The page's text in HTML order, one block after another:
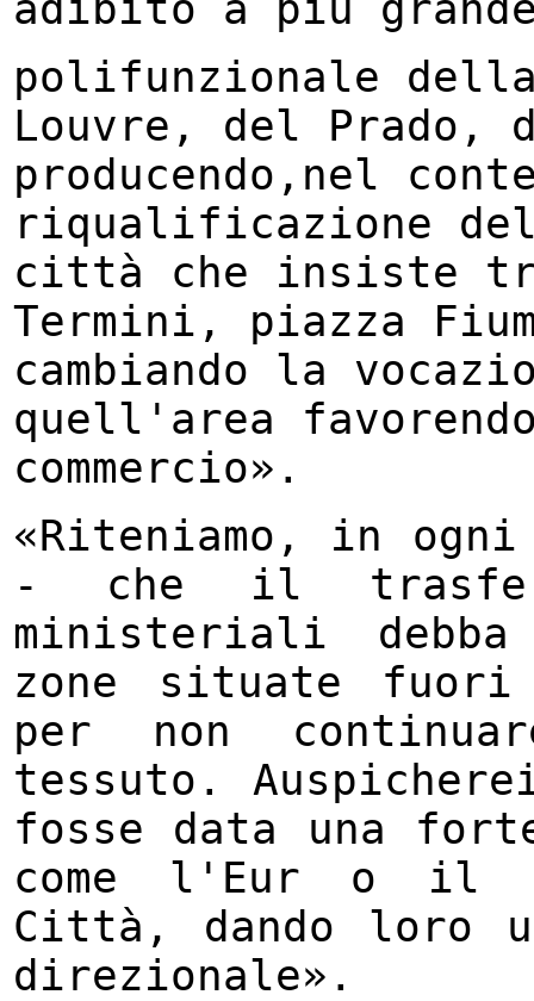
polifunzionale
Louvre, del Prado,
producendo,nel
riqualificazione
città che insiste
Termini, piazza
cambiando la
quell'area
commercio».
«Riteniamo, in ogni
- che il
ministeriali
zone situate
per non
tessuto.
fosse data una
come l'Eur o il
Città, dando loro
direzionale».